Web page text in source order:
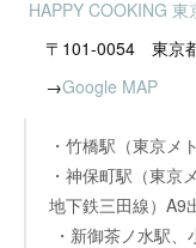
HAPPY COOKING 東
〒101-0054 東京都
→Google MAP
・竹橋駅（東京メ
・神保町駅（東京
地下鉄三田線）A9
・新御茶ノ水駅